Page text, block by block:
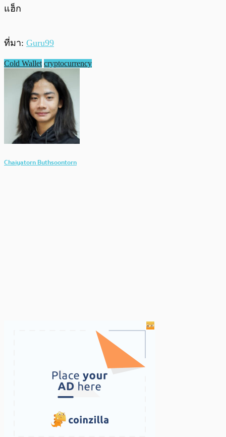
แฮ็ก
ที่มา: Guru99
Cold Wallet cryptocurrency
Chaiyatorn Buthsoontorn